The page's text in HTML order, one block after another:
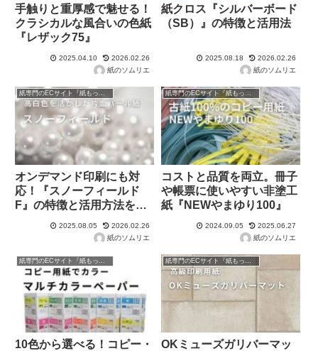
手触りと重厚感で魅せる！
クラシカルな風合いの色紙
『レザック75』
2025.04.10
2026.02.26
紙のソムリエ
紙クロス『シルバーボード
（SB）』の特徴と活用法
2025.08.18
2026.02.26
紙のソムリエ
紙専門のECサイト『紙もっと！』の商品紹介！
オンデマンド印刷にも対
応！『スノーフィールド
F』の特徴と活用方法を紹
2025.08.05
2026.02.26
紙のソムリエ
紙専門のECサイト『紙もっと！』の商品紹介！
コストと品質を両立。冊子
や帳票に使いやすい非塗工
紙『NEWやまゆり100』
2024.09.05
2025.06.27
紙のソムリエ
紙専門のECサイト『紙もっと！』の商品紹介！
10色から選べる！コピー・
紙専門のECサイト『紙もっと！』の商品紹介！
OKミューズガリバーマッ